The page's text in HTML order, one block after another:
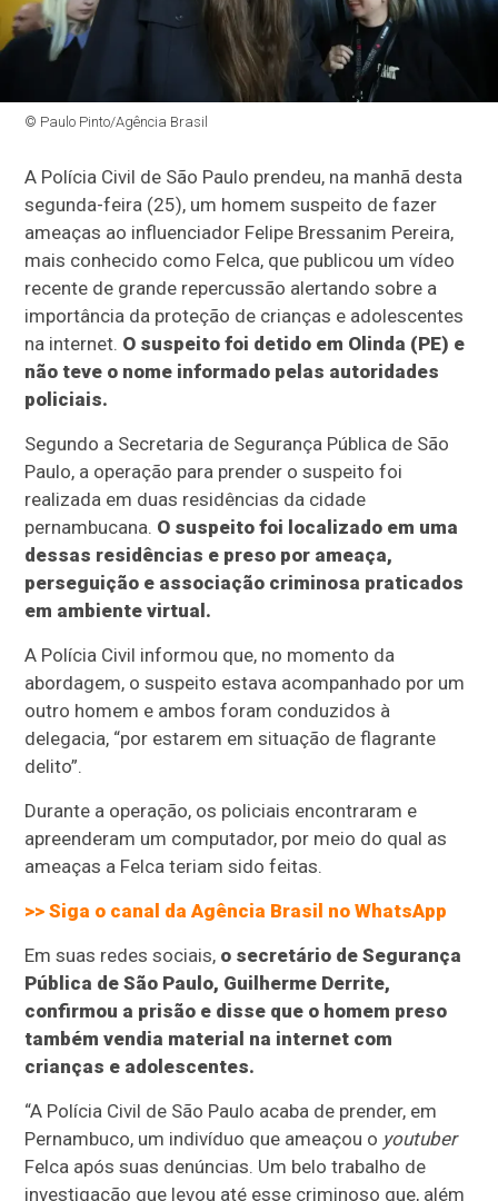
© Paulo Pinto/Agência Brasil
A Polícia Civil de São Paulo prendeu, na manhã desta
segunda-feira (25), um homem suspeito de fazer
ameaças ao influenciador Felipe Bressanim Pereira,
mais conhecido como Felca, que publicou um vídeo
recente de grande repercussão alertando sobre a
importância da proteção de crianças e adolescentes
na internet. O suspeito foi detido em Olinda (PE) e
não teve o nome informado pelas autoridades
policiais.
Segundo a Secretaria de Segurança Pública de São
Paulo, a operação para prender o suspeito foi
realizada em duas residências da cidade
pernambucana. O suspeito foi localizado em uma
dessas residências e preso por ameaça,
perseguição e associação criminosa praticados
em ambiente virtual.
A Polícia Civil informou que, no momento da
abordagem, o suspeito estava acompanhado por um
outro homem e ambos foram conduzidos à
delegacia, “por estarem em situação de flagrante
delito”.
Durante a operação, os policiais encontraram e
apreenderam um computador, por meio do qual as
ameaças a Felca teriam sido feitas.
>> Siga o canal daAgência Brasil no WhatsApp
Em suas redes sociais, o secretário de Segurança
Pública de São Paulo, Guilherme Derrite,
confirmou a prisão e disse que o homem preso
também vendia material na internet com
crianças e adolescentes.
“A Polícia Civil de São Paulo acaba de prender, em
Pernambuco, um indivíduo que ameaçou o youtuber
Felca após suas denúncias. Um belo trabalho de
investigação que levou até esse criminoso que, além